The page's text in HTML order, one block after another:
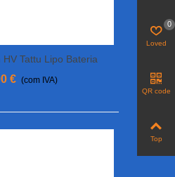
Tattu Lipo Bateria
€ (com IVA)
Loved
0
QR code
Top